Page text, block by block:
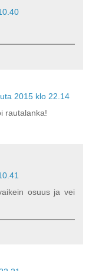
2015 klo 22.14
rautalanka!
osuus ja vei